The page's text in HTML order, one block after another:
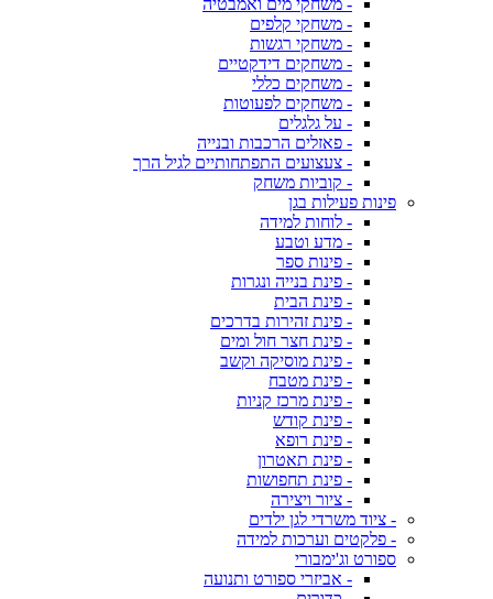
- משחקי מים ואמבטיה
- משחקי קלפים
- משחקי רגשות
- משחקים דידקטיים
- משחקים כללי
- משחקים לפעוטות
- על גלגלים
- פאזלים הרכבות ובנייה
- צעצועים התפתחותיים לגיל הרך
- קוביות משחק
פינות פעילות בגן
- לוחות למידה
- מדע וטבע
- פינות ספר
- פינת בנייה ונגרות
- פינת הבית
- פינת זהירות בדרכים
- פינת חצר חול ומים
- פינת מוסיקה וקשב
- פינת מטבח
- פינת מרכז קניות
- פינת קודש
- פינת רופא
- פינת תאטרון
- פינת תחפושות
- ציור ויצירה
- ציוד משרדי לגן ילדים
- פלקטים וערכות למידה
ספורט וג'ימבורי
- אביזרי ספורט ותנועה